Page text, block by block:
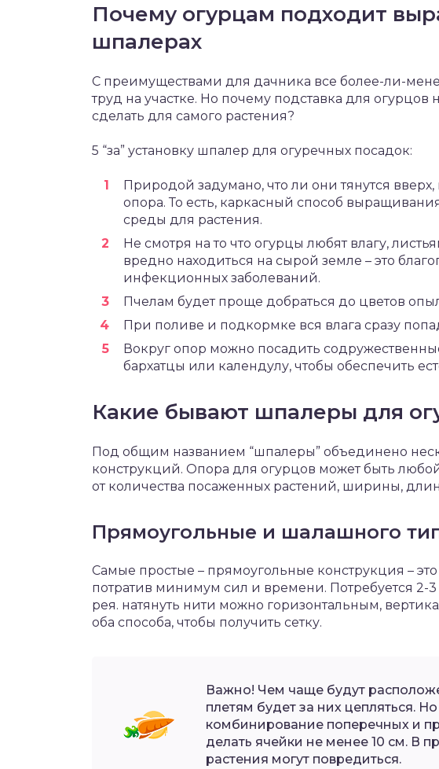
Почему огурцам подходит
шпалерах
С преимуществами для дачника все более-ли-
труд на участке. Но почему подставка для огурцов
сделать для самого растения?
5 “за” установку шпалер для огуречных посадок:
Природой задумано, что ли они тянутся
опора. То есть, каркасный способ
среды для растения.
Не смотря на то что огурцы любят влагу,
вредно находиться на сырой земле – это
инфекционных заболеваний.
Пчелам будет проще добраться до цветов
При поливе и подкормке вся влага сразу
Вокруг опор можно посадить
бархатцы или календулу, чтобы обеспечить
Какие бывают шпалеры для
Под общим названием “шпалеры” объединено
конструкций. Опора для огурцов может быть
от количества посаженных растений, ширины,
Прямоугольные и шалашного
Самые простые – прямоугольные конструкция –
потратив минимум сил и времени. Потребуется 2-
рея. натянуть нити можно горизонтальным,
оба способа, чтобы получить сетку.
Важно! Чем чаще будут
плетям будет за них цепляться.
комбинирование поперечных и
делать ячейки не менее 10 см. В
растения могут повредиться.